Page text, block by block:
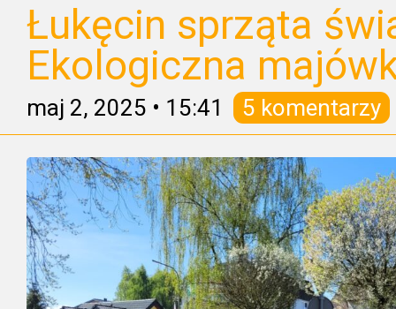
Łukęcin sprząta
Ekologiczna
maj 2, 2025 • 15:41 5 komentarzy